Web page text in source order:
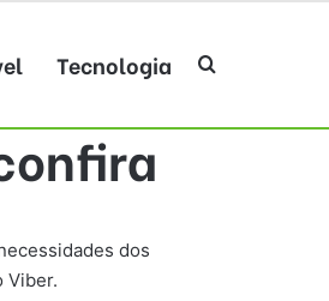
Tecnologia Procurar por
dos
Viber.